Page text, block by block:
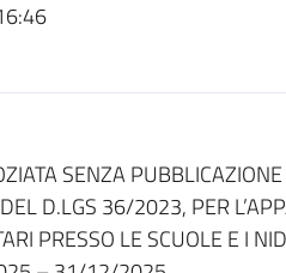
SENZA
D.LGS 36/2023, PER
PRESSO LE SCUOLE E I